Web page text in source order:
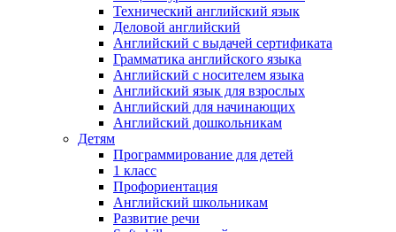
Технический английский язык
Деловой английский
Английский с выдачей сертификата
Грамматика английского языка
Английский с носителем языка
Английский язык для взрослых
Английский для начинающих
Английский дошкольникам
Детям
Программирование для детей
1 класс
Профориентация
Английский школьникам
Развитие речи